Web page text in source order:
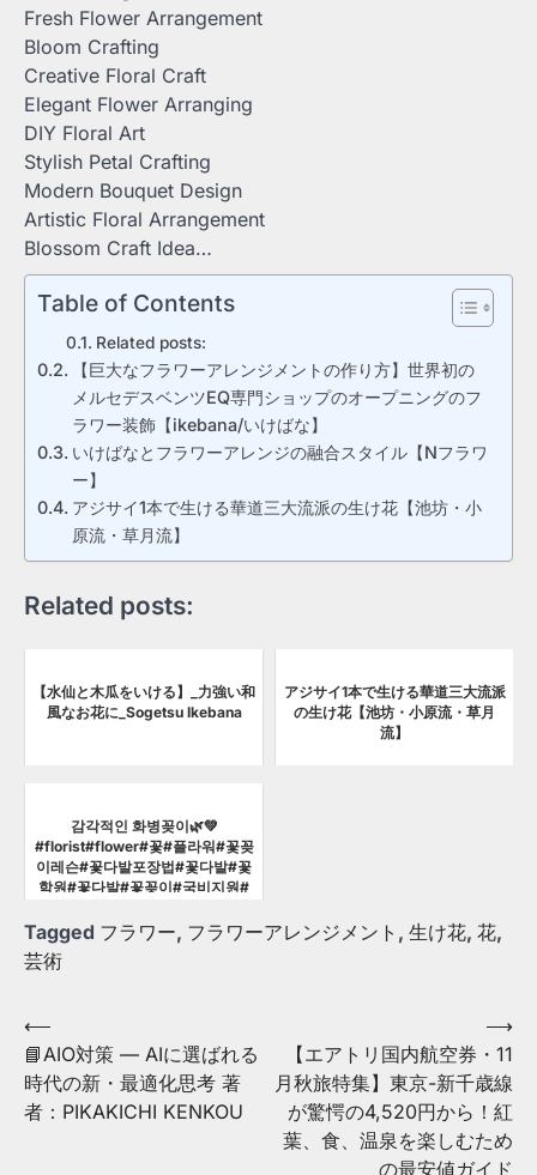
Fresh Flower Arrangement
Bloom Crafting
Creative Floral Craft
Elegant Flower Arranging
DIY Floral Art
Stylish Petal Crafting
Modern Bouquet Design
Artistic Floral Arrangement
Blossom Craft Idea…
Table of Contents
Related posts:
【巨大なフラワーアレンジメントの作り方】世界初の
メルセデスベンツEQ専門ショップのオープニングのフ
ラワー装飾【ikebana/いけばな】
いけばなとフラワーアレンジの融合スタイル【Nフラワ
ー】
アジサイ1本で生ける華道三大流派の生け花【池坊・小
原流・草月流】
Related posts:
【水仙と木瓜をいける】_力強い和
風なお花に_Sogetsu Ikebana
アジサイ1本で生ける華道三大流派
の生け花【池坊・小原流・草月
流】
감각적인 화병꽂이🌿💚
#florist#flower#꽃#플라워#꽃꽂
이레슨#꽃다발포장법#꽃다발#꽃
학원#꽃다발#꽃꽂이#국비지원#
장...
Tagged フラワー, フラワーアレンジメント , 生け花, 花,
芸術
Post
navigation
⟵
📘AIO対策 — AIに選ばれる
時代の新・最適化思考 著
者：PIKAKICHI KENKOU
【エアトリ国内航空券・11
月秋旅特集】東京-新千歳線
が驚愕の4,520円から！紅
葉、食、温泉を楽しむため
の最安値ガイド
⟶